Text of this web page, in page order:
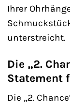
Ihrer
unterstreicht.
Die „2.
Statement
Die „2.